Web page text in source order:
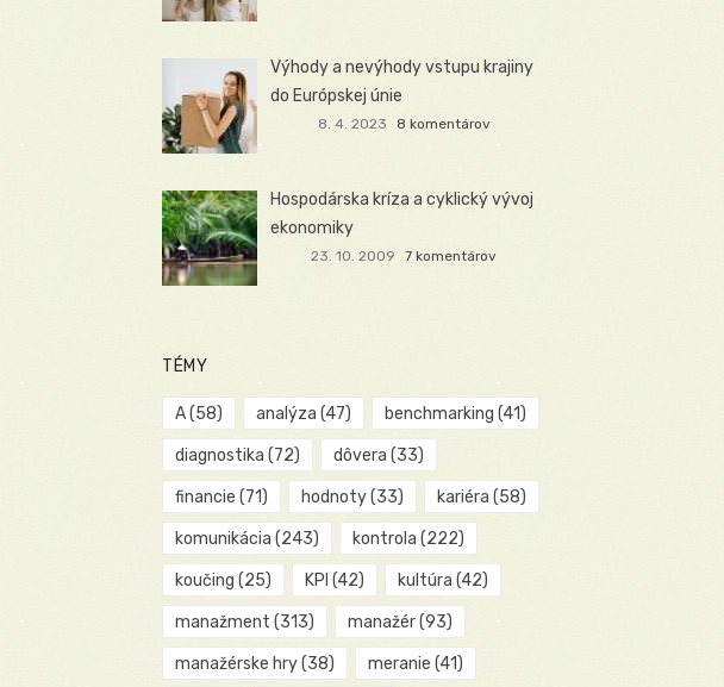
Výhody a nevýhody vstupu krajiny
do Európskej únie
8. 4. 2023 8 komentárov
Hospodárska kríza a cyklický vývoj
ekonomiky
23. 10. 2009 7 komentárov
TÉMY
A(58) analýza (47) benchmarking (41)
diagnostika (72) dôvera (33)
financie (71) hodnoty(33) kariéra (58)
komunikácia (243) kontrola (222)
koučing (25) KPI (42) kultúra (42)
manažment (313) manažér(93)
manažérske hry(38) meranie (41)